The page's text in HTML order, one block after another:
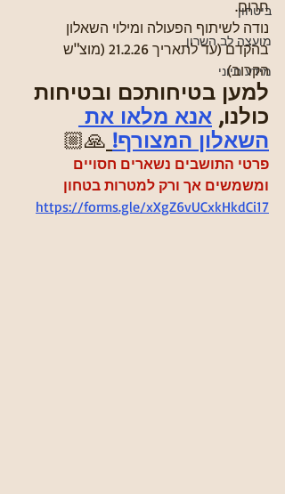
ביטחון
מועצה לב השרון
מידע חיוני
חרום.
נודה לשיתוף הפעולה ומילוי השאלון
בהקדם (עד לתאריך 21.2.26 (מוצ"ש
הקרוב)
למען בטיחותכם ובטיחות
כולנו, אנא מלאו את
השאלון המצורף! 🙏🏼
פרטי התושבים נשארים חסויים
ומשמשים אך ורק למטרות בטחון
https://forms.gle/xXgZ6vUCxkHkdCi17